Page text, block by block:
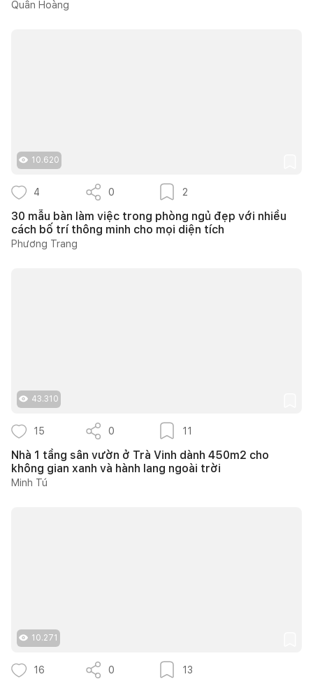
Quân Hoàng
10.620
4 0 2
30 mẫu bàn làm việc trong phòng ngủ đẹp với nhiều
cách bố trí thông minh cho mọi diện tích
Phương Trang
43.310
15 0 11
Nhà 1 tầng sân vườn ở Trà Vinh dành 450m2 cho
không gian xanh và hành lang ngoài trời
Minh Tú
10.271
16 0 13